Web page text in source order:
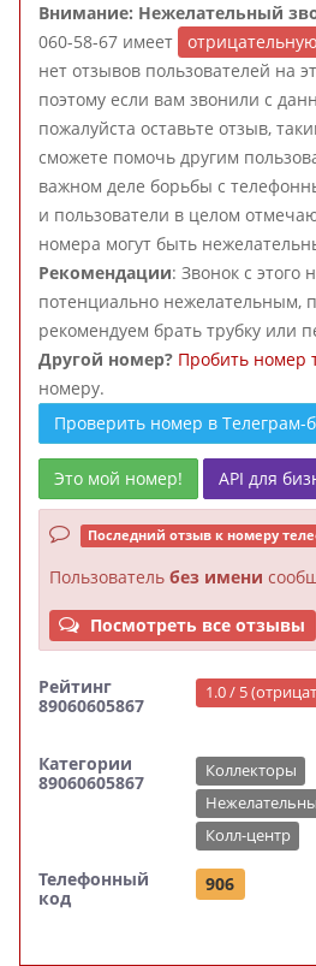
Внимание: Нежелательный
060-58-67 имеет
отрицательную
нет отзывов пользователей на
поэтому если вам звонили с
пожалуйста оставьте отзыв,
сможете помочь другим
важном деле борьбы с
и пользователи в целом
номера могут быть
Рекомендации: Звонок с
потенциально нежелательным,
рекомендуем брать трубку или
Другой номер? Пробить номер
номеру.
Проверить номер в Телеграм-
Это мой номер! API для
Последний отзыв к номеру
Пользователь без имени
Посмотреть все отзывы
Рейтинг
89060605867
1.0 / 5
Категории
89060605867
Коллекторы
Колл-центр
Телефонный
код
906